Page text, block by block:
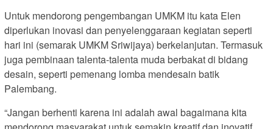
Untuk mendorong pengembangan UMKM itu kata Elen
diperlukan inovasi dan penyelenggaraan kegiatan seperti
hari ini (semarak UMKM Sriwijaya) berkelanjutan. Termasuk
juga pembinaan talenta-talenta muda berbakat di bidang
desain, seperti pemenang lomba mendesain batik
Palembang.
“Jangan berhenti karena ini adalah awal bagaimana kita